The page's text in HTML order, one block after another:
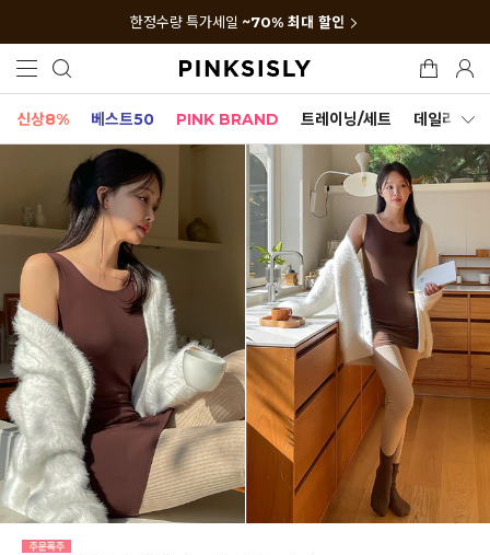
한정수량 특가세일 ~70% 최대 할인
신상8% 베스트50 PINK BRAND 트레이닝/세트 데일리세트